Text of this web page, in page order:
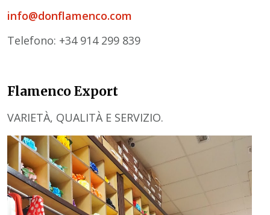
info@donflamenco.com
Telefono: +34 914 299 839
Flamenco Export
VARIETÀ, QUALITÀ E SERVIZIO.